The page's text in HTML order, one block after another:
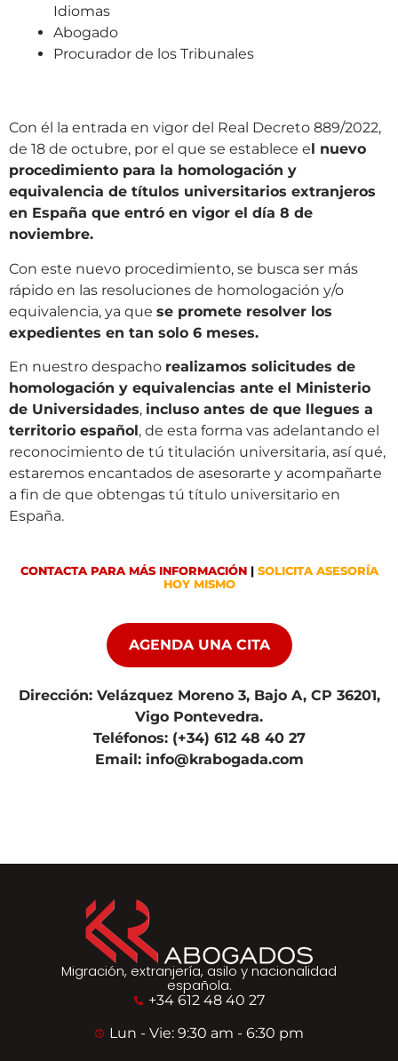
Idiomas
Abogado
Procurador de los Tribunales
Con él la entrada en vigor del Real Decreto 889/2022,
de 18 de octubre, por el que se establece el nuevo
procedimiento para la homologación y
equivalencia de títulos universitarios extranjeros
en España que entró en vigor el día 8 de
noviembre.
Con este nuevo procedimiento, se busca ser más
rápido en las resoluciones de homologación y/o
equivalencia, ya que se promete resolver los
expedientes en tan solo 6 meses.
En nuestro despacho realizamos solicitudes de
homologación y equivalencias ante el Ministerio
de Universidades, incluso antes de que llegues a
territorio español, de esta forma vas adelantando el
reconocimiento de tú titulación universitaria, así qué,
estaremos encantados de asesorarte y acompañarte
a fin de que obtengas tú título universitario en
España.
CONTACTA PARA MÁS INFORMACIÓN| SOLICITA ASESORÍA
HOY MISMO
AGENDA UNA CITA
Dirección: Velázquez Moreno 3, Bajo A, CP 36201,
Vigo Pontevedra.
Teléfonos: (+34) 612 48 40 27
Email: info@krabogada.com
Migración, extranjería, asilo y nacionalidad
española.
+34 612 48 40 27
Lun - Vie: 9:30 am - 6:30 pm